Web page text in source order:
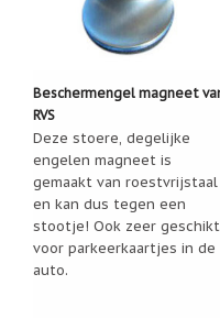
Beschermengel magneet
RVS
Deze stoere, degelijke
engelen magneet is
gemaakt van roestvrijstaal
en kan dus tegen een
stootje! Ook zeer geschikt
voor parkeerkaartjes in de
auto.